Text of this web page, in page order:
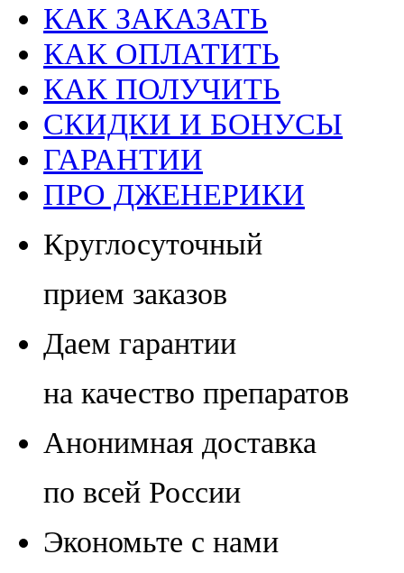
КАК ЗАКАЗАТЬ
КАК ОПЛАТИТЬ
КАК ПОЛУЧИТЬ
СКИДКИ И БОНУСЫ
ГАРАНТИИ
ПРО ДЖЕНЕРИКИ
Круглосуточный
прием заказов
Даем гарантии
на качество препаратов
Анонимная доставка
по всей России
Экономьте с нами